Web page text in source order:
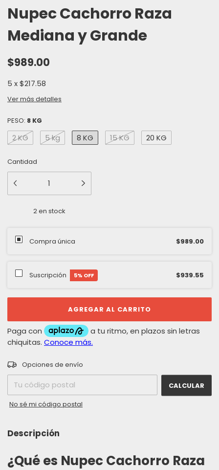
Nupec Cachorro Raza
Mediana y Grande
$989.00
5 x$217.58
Ver más detalles
PESO: 8 KG
2 KG 5 kg 8 KG 15 KG 20 KG
Cantidad
2en stock
Compra única $989.00
Suscripción 5% OFF $939.55
Entregas para el CP:
Opciones de envío
CALCULAR
No sé mi código postal
Descripción
¿Qué es Nupec Cachorro Raza